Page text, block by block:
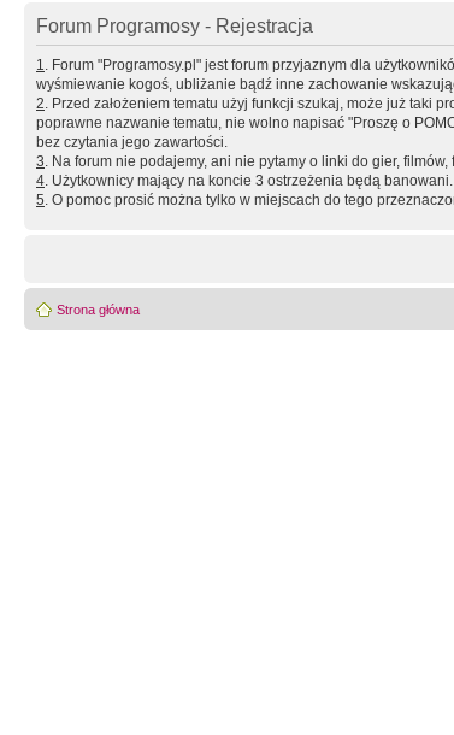
Forum Programosy - Rejestracja
1. Forum "Programosy.pl" jest forum przyjaznym dla
wyśmiewanie kogoś, ubliżanie bądź inne zachowanie
2. Przed założeniem tematu użyj funkcji szukaj, może już taki
poprawne nazwanie tematu, nie wolno napisać "Proszę o
bez czytania jego zawartości.
3. Na forum nie podajemy, ani nie pytamy o linki do gier,
4. Użytkownicy mający na koncie 3 ostrzeżenia będą banowani.
5. O pomoc prosić można tylko w miejscach do tego
Strona główna